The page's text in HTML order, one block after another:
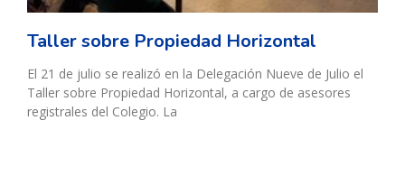
Taller sobre Propiedad Horizontal
El 21 de julio se realizó en la Delegación Nueve de Julio el
Taller sobre Propiedad Horizontal, a cargo de asesores
registrales del Colegio. La